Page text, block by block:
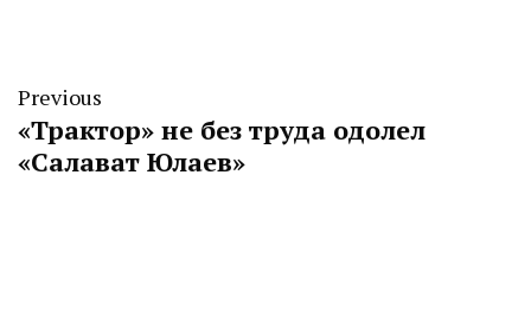
Previous
«Трактор» не без труда одолел
«Салават Юлаев»